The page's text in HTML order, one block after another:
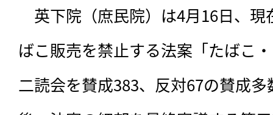
英下院（庶民院）は4月16日、現
ばこ販売を禁止する法案「たばこ
二読会を賛成383、反対67の賛成